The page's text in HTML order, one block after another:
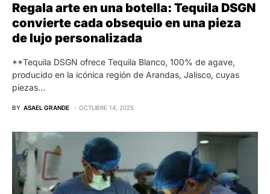
Regala arte en una botella: Tequila DSGN
convierte cada obsequio en una pieza
de lujo personalizada
**Tequila DSGN ofrece Tequila Blanco, 100% de agave,
producido en la icónica región de Arandas, Jalisco, cuyas
piezas…
BY ASAEL GRANDE OCTUBRE 14, 2025